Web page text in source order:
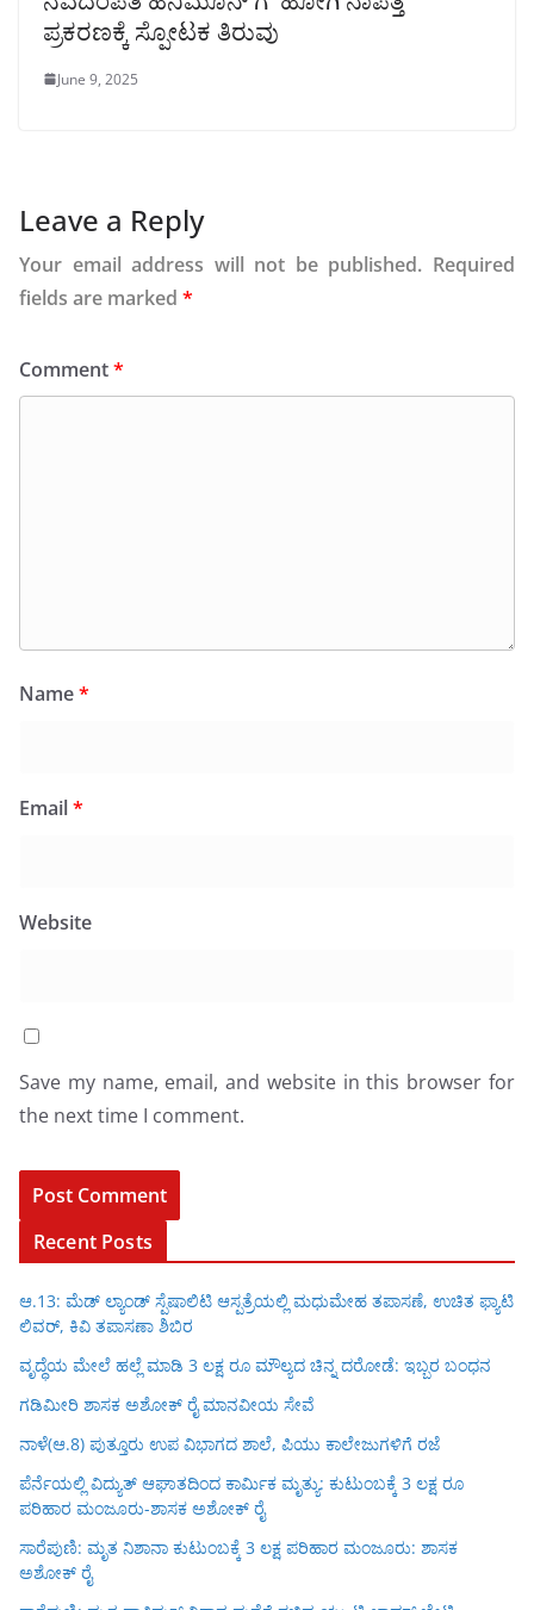
ಪ್ರಕರಣಕ್ಕೆ ಸ್ಪೋಟಕ ತಿರುವು
June 9, 2025
Leave a Reply
Your email address will not be published. Required
fields are marked *
Comment*
Name*
Email*
Website
Save my name, email, and website in this browser for
the next time I comment.
Recent Posts
ಆ.13: ಮೆಡ್ ಲ್ಯಾಂಡ್ ಸ್ಪೆಷಾಲಿಟಿ ಆಸ್ಪತ್ರೆಯಲ್ಲಿ ಮಧುಮೇಹ ತಪಾಸಣೆ, ಉಚಿತ ಫ್ಯಾಟಿ
ಲಿವರ್, ಕಿವಿ ತಪಾಸಣಾ ಶಿಬಿರ
ವೃದ್ಧೆಯ ಮೇಲೆ ಹಲ್ಲೆ ಮಾಡಿ 3 ಲಕ್ಷ ರೂ ಮೌಲ್ಯದ ಚಿನ್ನ ದರೋಡೆ: ಇಬ್ಬರ ಬಂಧನ
ಗಡಿಮೀರಿ ಶಾಸಕ ಅಶೋಕ್ ರೈ ಮಾನವೀಯ ಸೇವೆ
ನಾಳೆ(ಆ.8) ಪುತ್ತೂರು ಉಪ ವಿಭಾಗದ ಶಾಲೆ, ಪಿಯು ಕಾಲೇಜುಗಳಿಗೆ ರಜೆ
ಪೆರ್ನೆಯಲ್ಲಿ ವಿದ್ಯುತ್ ಆಘಾತದಿಂದ ಕಾರ್ಮಿಕ ಮೃತ್ಯು: ಕುಟುಂಬಕ್ಕೆ 3 ಲಕ್ಷ ರೂ
ಪರಿಹಾರ ಮಂಜೂರು-ಶಾಸಕ ಅಶೋಕ್ ರೈ
ಸಾರೆಪುಣಿ: ಮೃತ ನಿಶಾನಾ ಕುಟುಂಬಕ್ಕೆ 3 ಲಕ್ಷ ಪರಿಹಾರ ಮಂಜೂರು: ಶಾಸಕ
ಅಶೋಕ್ ರೈ